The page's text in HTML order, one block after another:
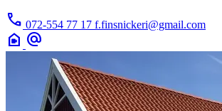
call 072-554 77 17 f.finsnickeri@gmail.com
camera_indoor alternate_email